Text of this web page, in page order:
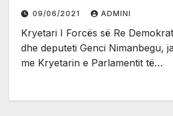
09/06/2021 ADMINI
Kryetari I Forcës së Re
dhe deputeti Genci Nimanbegu,
me Kryetarin e Parlamentit të…